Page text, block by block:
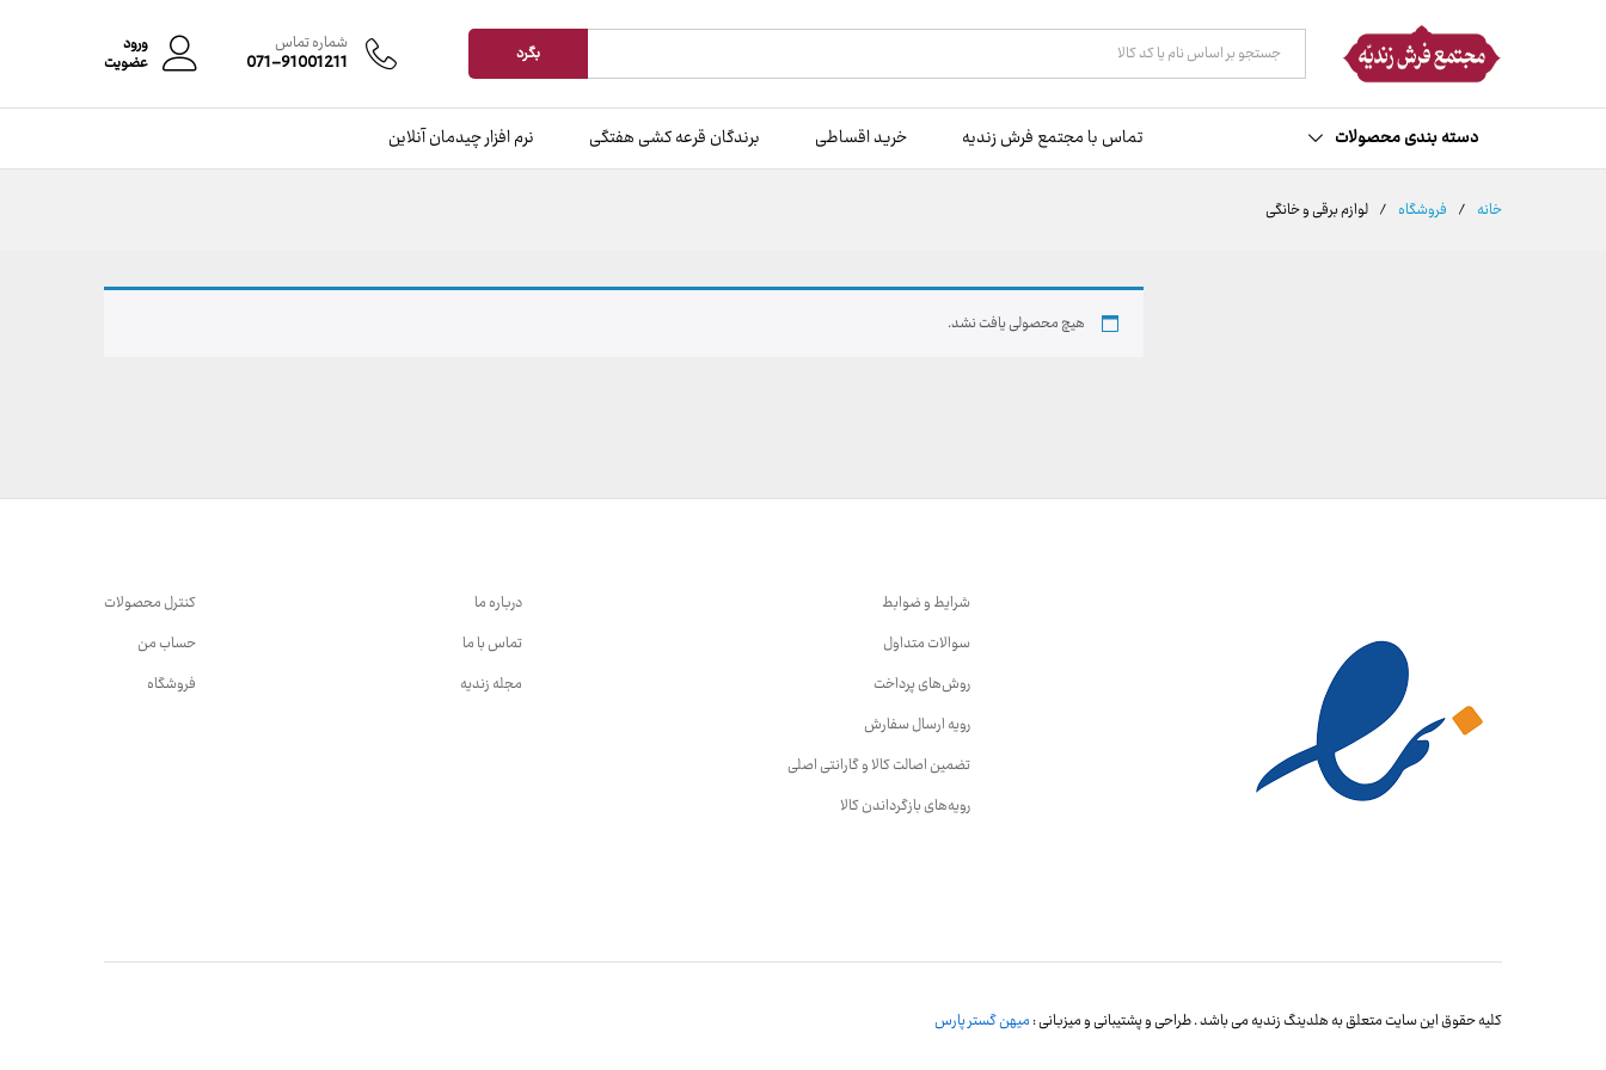
همه دسته ها بگرد شماره تماس
071-91001211
ورود
عضویت
دسته بندی محصولات تماس با مجتمع فرش زندیه خرید اقساطی برندگان قرعه کشی هفتگی نرم افزار چیدمان آنلاین
خانه / فروشگاه / لوازم برقی و خانگی
هیچ محصولی یافت نشد.
شرایط و ضوابط
سوالات متداول
روش‌های پرداخت
رویه ارسال سفارش
تضمین اصالت کالا و گارانتی اصلی
رویه‌های بازگرداندن کالا
درباره ما
تماس با ما
مجله زندیه
کنترل محصولات
حساب من
فروشگاه
کلیه حقوق این سایت متعلق به هلدینگ زندیه می باشد . طراحی و پشتیبانی و میزبانی :میهن گستر پارس